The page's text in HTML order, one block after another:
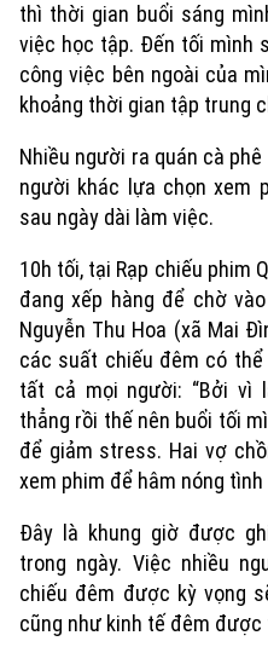
Xu hướng
thì thời gian buổi sáng
việc học tập. Đến tối mình
công việc bên ngoài của
khoảng thời gian tập trung
Nhiều người ra quán cà
người khác lựa chọn xem
sau ngày dài làm việc.
10h tối, tại Rạp chiếu phim
đang xếp hàng để chờ
Nguyễn Thu Hoa (xã Mai
các suất chiếu đêm có
tất cả mọi người: “Bởi vì
thẳng rồi thế nên buổi tối
để giảm stress. Hai vợ
xem phim để hâm nóng tình
Đây là khung giờ được
trong ngày. Việc nhiều
chiếu đêm được kỳ vọng
cũng như kinh tế đêm được